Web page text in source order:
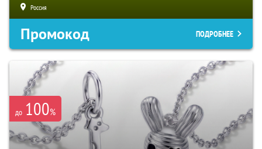
Россия
Промокод ПОДРОБНЕЕ
до 100%